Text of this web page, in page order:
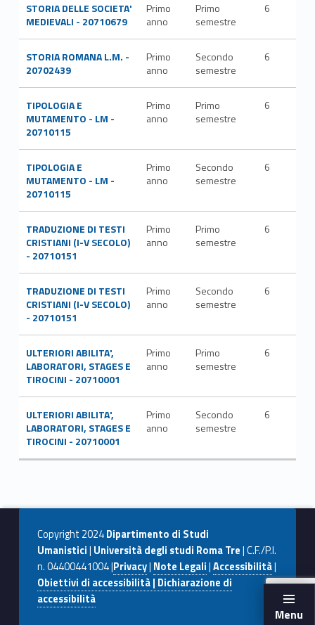
Menu
STORIA DELLE SOCIETA'
MEDIEVALI - 20710679
Primo
anno
Primo
semestre
6
STORIA ROMANA L.M. -
20702439
Primo
anno
Secondo
semestre
6
TIPOLOGIA E
MUTAMENTO - LM -
20710115
Primo
anno
Primo
semestre
6
TIPOLOGIA E
MUTAMENTO - LM -
20710115
Primo
anno
Secondo
semestre
6
TRADUZIONE DI TESTI
CRISTIANI (I-V SECOLO)
- 20710151
Primo
anno
Primo
semestre
6
TRADUZIONE DI TESTI
CRISTIANI (I-V SECOLO)
- 20710151
Primo
anno
Secondo
semestre
6
ULTERIORI ABILITA',
LABORATORI, STAGES E
TIROCINI - 20710001
Primo
anno
Primo
semestre
6
ULTERIORI ABILITA',
LABORATORI, STAGES E
TIROCINI - 20710001
Primo
anno
Secondo
semestre
6
Copyright 2024Dipartimento di Studi
Umanistici| Università degli studi Roma Tre| C.F./P.I.
n. 04400441004 |Privacy| Note Legali|Accessibilità|
Obiettivi di accessibilità | Dichiarazione di
accessibilità